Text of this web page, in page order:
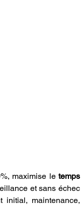
maximise le temps
et sans échec
maintenance,